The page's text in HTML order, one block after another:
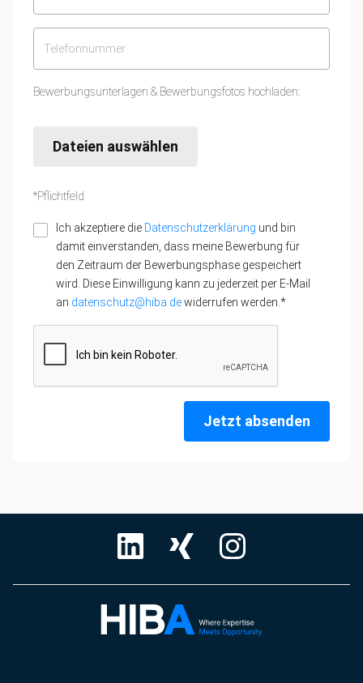
Bewerbungsunterlagen & Bewerbungsfotos hochladen:
Dateien auswählen
*Pflichtfeld
Ich akzeptiere die Datenschutzerklärung und bin
damit einverstanden, dass meine Bewerbung für
den Zeitraum der Bewerbungsphase gespeichert
wird. Diese Einwilligung kann zu jederzeit per E-Mail
an datenschutz@hiba.dewiderrufen werden.*
Jetzt absenden